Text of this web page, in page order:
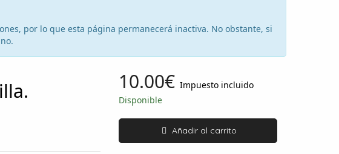
por lo que esta página permanecerá inactiva. No obstante, si
10.00€ Impuesto incluido
Disponible
Añadir al carrito